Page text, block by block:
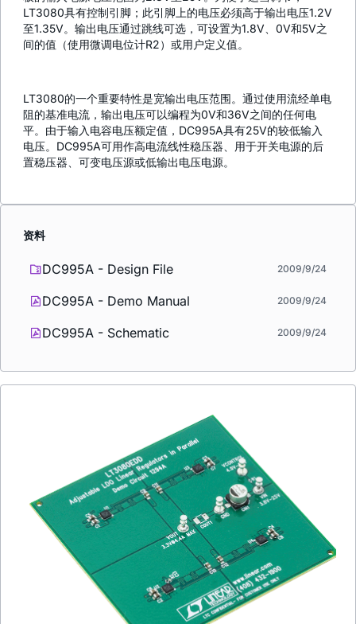
LT3080具有控制引脚；此引脚上的电压必须高于输出电压1.2V
至1.35V。输出电压通过跳线可选，可设置为1.8V、0V和5V之
间的值（使用微调电位计R2）或用户定义值。
LT3080的一个重要特性是宽输出电压范围。通过使用流经单电
阻的基准电流，输出电压可以编程为0V和36V之间的任何电
平。由于输入电容电压额定值，DC995A具有25V的较低输入
电压。DC995A可用作高电流线性稳压器、用于开关电源的后
置稳压器、可变电压源或低输出电压电源。
资料
DC995A - Design File 2009/9/24
DC995A - Demo Manual 2009/9/24
DC995A - Schematic 2009/9/24